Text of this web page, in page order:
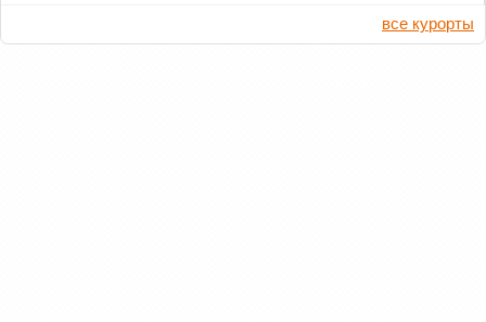
все курорты